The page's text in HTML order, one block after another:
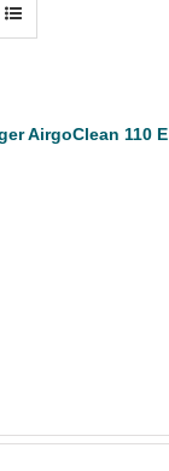
AirgoClean 110